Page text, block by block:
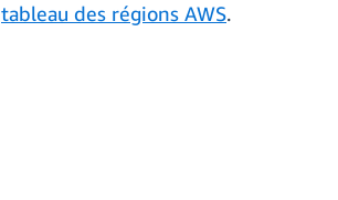
tableau des régions AWS.